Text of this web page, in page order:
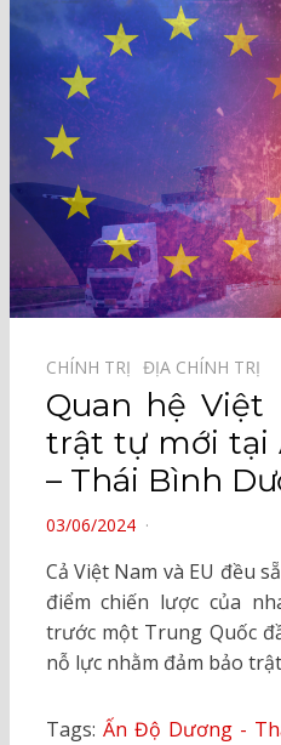
CHÍNH TRỊ⠀ ĐỊA CHÍNH TRỊ⠀
Quan hệ Việt
trật tự mới tại
– Thái Bình
POSTED
03/06/2024
Cả Việt Nam và EU đều
điểm chiến lược của
trước một Trung Quốc
nỗ lực nhằm đảm bảo
Tags: Ấn Độ Dương -